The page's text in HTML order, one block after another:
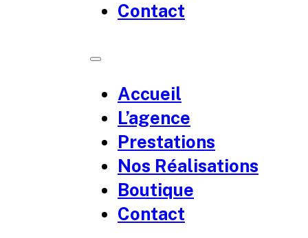
Contact
Accueil
L’agence
Prestations
Nos Réalisations
Boutique
Contact